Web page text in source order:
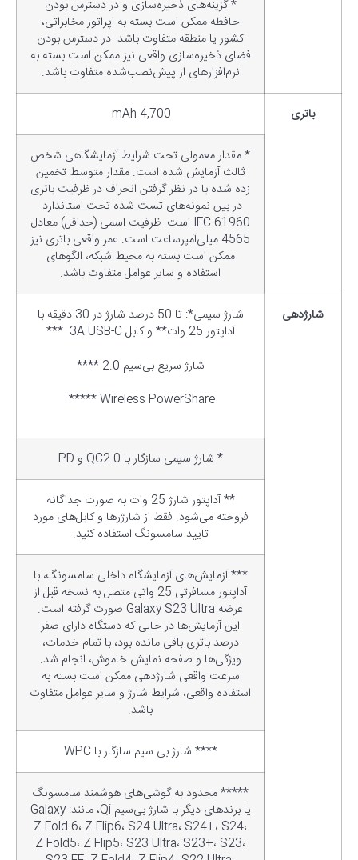
* گزینه‌های ذخیره‌سازی و در دسترس بودن
حافظه ممکن است بسته به اپراتور مخابراتی،
کشور یا منطقه متفاوت باشد. در دسترس بودن
فضای ذخیره‌سازی واقعی نیز ممکن است بسته به
نرم‌افزارهای از پیش‌نصب‌شده متفاوت باشد.
باتری 4,700 mAh
* مقدار معمولی تحت شرایط آزمایشگاهی شخص
ثالث آزمایش شده است. مقدار متوسط ​​تخمین
زده شده با در نظر گرفتن انحراف در ظرفیت باتری
در بین نمونه‌های تست شده تحت استاندارد
IEC 61960 است. ظرفیت اسمی (حداقل) معادل
4565 میلی‌آمپرساعت است. عمر واقعی باتری نیز
ممکن است بسته به محیط شبکه، الگوهای
استفاده و سایر عوامل متفاوت باشد.
شارژدهی
شارژ سیمی*: تا 50 درصد شارژ در 30 دقیقه با
آداپتور 25 وات** و کابل 3A USB-C ***
شارژ سریع بی‌سیم 2.0 ****
Wireless PowerShare *****
* شارژ سیمی سازگار با QC2.0 و PD
** آداپتور شارژ 25 وات به صورت جداگانه
فروخته می‌شود. فقط از شارژرها و کابل‌های مورد
تایید سامسونگ استفاده کنید.
*** آزمایش‌های آزمایشگاه داخلی سامسونگ، با
آداپتور مسافرتی 25 واتی متصل به نسخه قبل از
عرضه Galaxy S23 Ultra صورت گرفته است.
این آزمایش‌ها در حالی که دستگاه دارای صفر
درصد باتری باقی مانده بود، با تمام خدمات،
ویژگی‌ها و صفحه نمایش خاموش، انجام شد.
سرعت واقعی شارژدهی ممکن است بسته به
استفاده واقعی، شرایط شارژ و سایر عوامل متفاوت
باشد.
**** شارژ بی سیم سازگار با WPC
***** محدود به گوشی‌های هوشمند سامسونگ
یا برندهای دیگر با شارژ بی‌سیم Qi، مانند: Galaxy
Z Fold 6، Z Flip6، S24 Ultra، S24+، S24،
Z Fold5، Z Flip5، S23 Ultra، S23+، S23،